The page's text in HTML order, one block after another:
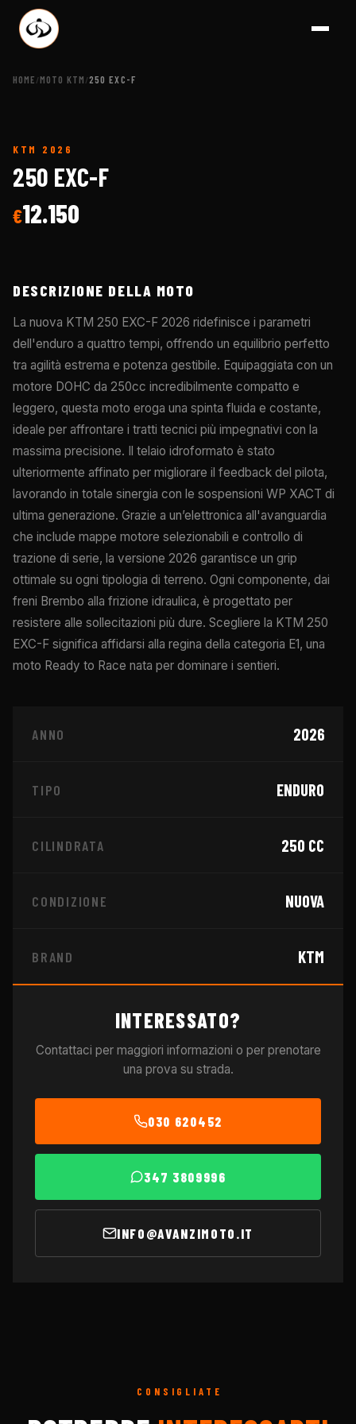
HOME /MOTO KTM /250 EXC-F
KTM 2026
250 EXC-FA BRESCIA -
€12.150
DESCRIZIONE DELLA MOTO
La nuova KTM 250 EXC-F 2026 ridefinisce i parametri
dell'enduro a quattro tempi, offrendo un equilibrio perfetto
tra agilità estrema e potenza gestibile. Equipaggiata con un
motore DOHC da 250cc incredibilmente compatto e
leggero, questa moto eroga una spinta fluida e costante,
ideale per affrontare i tratti tecnici più impegnativi con la
massima precisione. Il telaio idroformato è stato
ulteriormente affinato per migliorare il feedback del pilota,
lavorando in totale sinergia con le sospensioni WP XACT di
ultima generazione. Grazie a un’elettronica all'avanguardia
che include mappe motore selezionabili e controllo di
trazione di serie, la versione 2026 garantisce un grip
ottimale su ogni tipologia di terreno. Ogni componente, dai
freni Brembo alla frizione idraulica, è progettato per
resistere alle sollecitazioni più dure. Scegliere la KTM 250
EXC-F significa affidarsi alla regina della categoria E1, una
moto Ready to Race nata per dominare i sentieri.
ANNO 2026
TIPO ENDURO
CILINDRATA 250 CC
CONDIZIONE NUOVA
BRAND KTM
INTERESSATO?
Contattaci per maggiori informazioni o per prenotare
una prova su strada.
030 620452
347 3809996
INFO@AVANZIMOTO.IT
CONSIGLIATE